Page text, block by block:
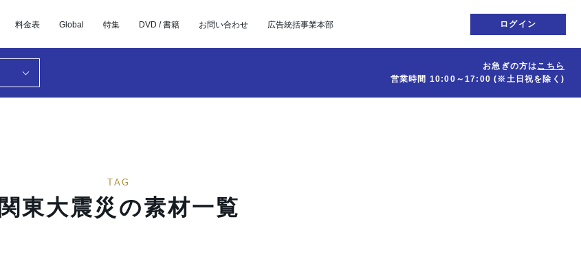
料金表 Global 特集 DVD / 書籍 お問い合わせ 広告統括事業本部 ログイン
お急ぎの方はこちら
営業時間 10:00～17:00(※土日祝を除く)
TAG
関東大震災の素材一覧